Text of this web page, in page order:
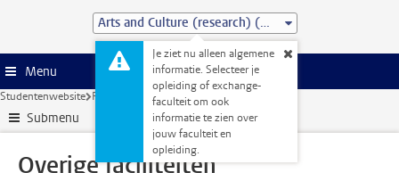
Arts and Culture (research) (MA)
Je ziet nu alleen algemene
informatie. Selecteer je
opleiding of exchange-
faculteit om ook
informatie te zien over
jouw faculteit en
opleiding.
Menu
Studentenwebsite Faciliteiten Overige faciliteiten
Submenu
Overige faciliteiten